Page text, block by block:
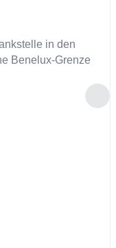
in den
Benelux-Grenze